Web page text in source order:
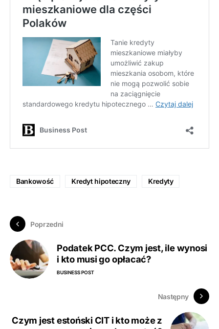
Bankowość Kredyt hipoteczny Kredyty
Poprzedni
Podatek PCC. Czym jest, ile wynosi
i kto musi go opłacać?
BUSINESS POST
Następny
Czym jest estoński CIT i kto może z